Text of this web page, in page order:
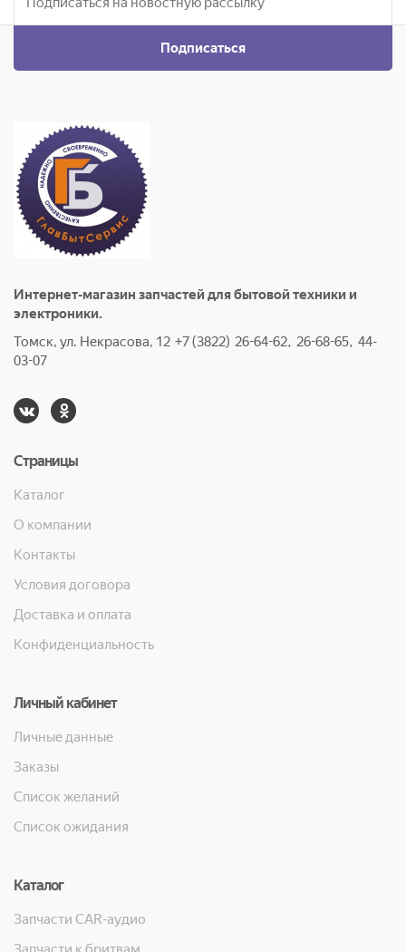
Подписаться
Интернет-магазин запчастей для бытовой техники и
электроники.
Томск, ул. Некрасова, 12 +7 (3822) 26-64-62, 26-68-65, 44-
03-07
Страницы
Каталог
О компании
Контакты
Условия договора
Доставка и оплата
Конфиденциальность
Личный кабинет
Личные данные
Заказы
Список желаний
Список ожидания
Каталог
Запчасти CAR-аудио